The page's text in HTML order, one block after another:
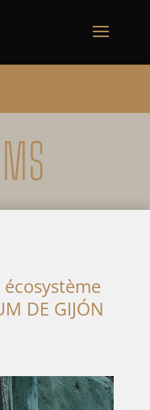
DE GIJÓN